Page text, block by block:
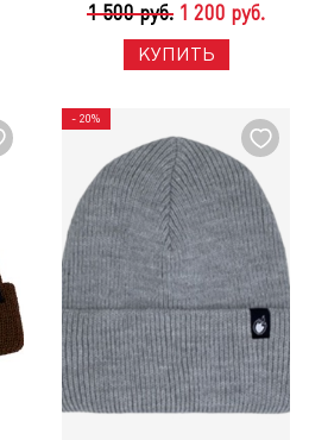
1 500 руб. 1 200 руб.
КУПИТЬ
- 20%